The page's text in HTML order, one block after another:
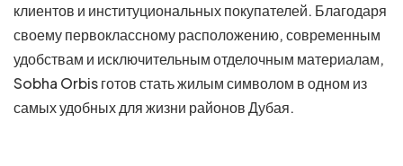
клиентов и институциональных покупателей. Благодаря
своему первоклассному расположению, современным
удобствам и исключительным отделочным материалам,
Sobha Orbis готов стать жилым символом в одном из
самых удобных для жизни районов Дубая.